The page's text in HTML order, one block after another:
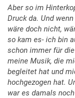
Aber so im
Druck da. Und
wäre doch nicht,
so kam es- ich bin
schon immer für
meine Musik, die
begleitet hat und
hochgezogen hat.
war es damals